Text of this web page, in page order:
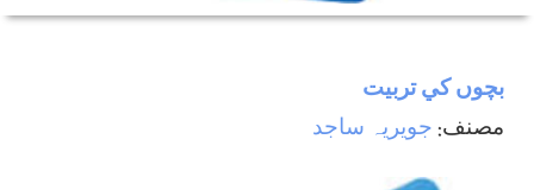
بچوں كي تربيت
مصنف: جويريہ ساجد